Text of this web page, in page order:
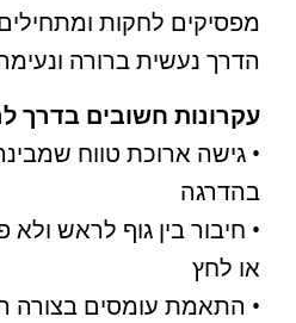
מפסיקים לחקות
הדרך נעשית ברורה
עקרונות חשובים בדרך
• גישה ארוכת טווח
בהדרגה
• חיבור בין גוף לראש
או לחץ
• התאמת עומסים בצורה